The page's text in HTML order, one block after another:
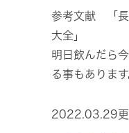
参考文献 「
大全」
明日飲んだら
る事もあります
2022.03.29